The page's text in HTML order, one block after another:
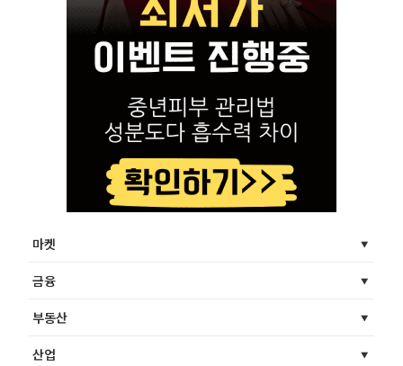
마켓
금융
부동산
산업